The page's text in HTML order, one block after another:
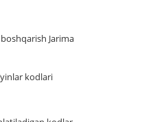
Jаrimа
kodlari